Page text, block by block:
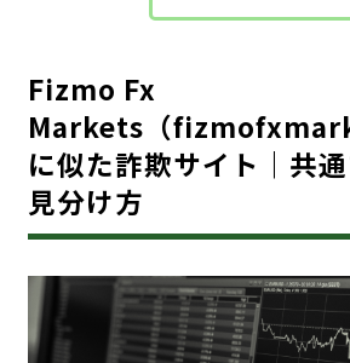
Fizmo Fx
Markets（
に似た詐欺サイト｜共
見分け方